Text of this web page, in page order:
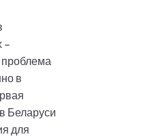
–
проблема
в
Беларуси
для